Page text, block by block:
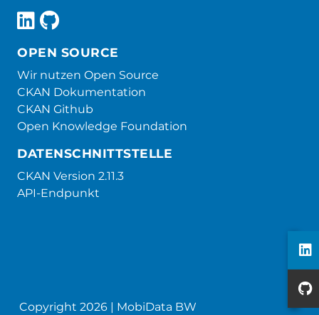
OPEN SOURCE
Wir nutzen Open Source
CKAN Dokumentation
CKAN Github
Open Knowledge Foundation
DATENSCHNITTSTELLE
CKAN Version 2.11.3
API-Endpunkt
Copyright 2026 | MobiData BW